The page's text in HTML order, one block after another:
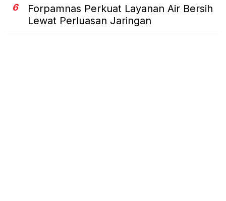
6
Forpamnas Perkuat Layanan Air Bersih
Lewat Perluasan Jaringan